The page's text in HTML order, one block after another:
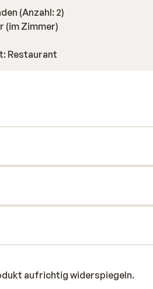
(Anzahl: 2)
(im Zimmer)
Restaurant
aufrichtig widerspiegeln.